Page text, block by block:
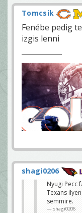
Tomcsik
Fenébe pedig
izgis lenni
shagi0206
Nyugi Pecc
Texans
semmire.
shagi0206